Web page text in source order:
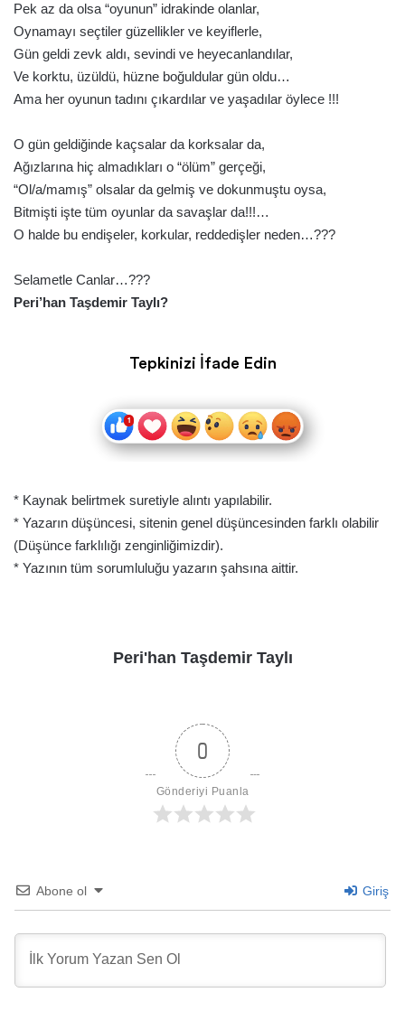
Pek az da olsa “oyunun” idrakinde olanlar,
Oynamayı seçtiler güzellikler ve keyiflerle,
Gün geldi zevk aldı, sevindi ve heyecanlandılar,
Ve korktu, üzüldü, hüzne boğuldular gün oldu…
Ama her oyunun tadını çıkardılar ve yaşadılar öylece !!!
O gün geldiğinde kaçsalar da korksalar da,
Ağızlarına hiç almadıkları o “ölüm” gerçeği,
“Ol/a/mamış” olsalar da gelmiş ve dokunmuştu oysa,
Bitmişti işte tüm oyunlar da savaşlar da!!!…
O halde bu endişeler, korkular, reddedişler neden…???
Selametle Canlar…???
Peri’han Taşdemir Taylı?
Tepkinizi İfade Edin
* Kaynak belirtmek suretiyle alıntı yapılabilir.
* Yazarın düşüncesi, sitenin genel düşüncesinden farklı olabilir
(Düşünce farklılığı zenginliğimizdir).
* Yazının tüm sorumluluğu yazarın şahsına aittir.
Peri'han Taşdemir Taylı
0
Gönderiyi Puanla
Abone ol Giriş